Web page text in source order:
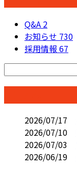
Q&A 2
お知らせ 730
採用情報 67
2026/07/17
2026/07/10
2026/07/03
2026/06/19